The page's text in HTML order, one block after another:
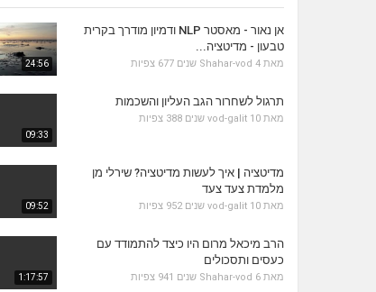
24:56
אן נאור - מאסטר NLP ודמיון מודרך בקרית
טבעון - מדיטציה...
מאת Shahar-vod 4 שנים 677 צפיות
09:33
תרגול לשחרור הגב העליון והשכמות
מאת vod-galit 10 שנים 388 צפיות
09:52
מדיטציה | איך לעשות מדיטציה? שירלי מן
מלמדת צעד צעד
מאת vod-galit 10 שנים 952 צפיות
1:17:57
הרב מיכאל מרום היו כיצד להתמודד עם
כעסים ותסכולים
מאת Shahar-vod 6 שנים 941 צפיות